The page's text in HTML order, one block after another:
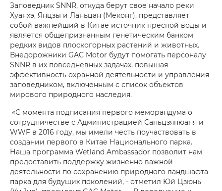
Заповедник SNNR, откуда берут свое начало реки
Хуанхэ, Янцзы и Ланьцан (Меконг), представляет
собой важнейший в Китае источник пресной воды и
является общепризнанным генетическим банком
редких видов плоскогорных растений и животных.
Внедорожники GAC Motor будут помогать персоналу
SNNR в их повседневных задачах, повышая
эффективность охранной деятельности и управления
заповедником, включенным с список объектов
мирового природного наследия.
«С момента подписания первого меморандума о
сотрудничестве с Администрацией Саньцзянюаня и
WWF в 2016 году, мы имели честь поучаствовать в
создании первого в Китае Национального парка.
Наша программа Wetland Ambassador позволит нам
предоставить поддержку жизненно важной
деятельности по сохранению природного ландшафта
парка для будущих поколений, - отметил Юй Цзюнь